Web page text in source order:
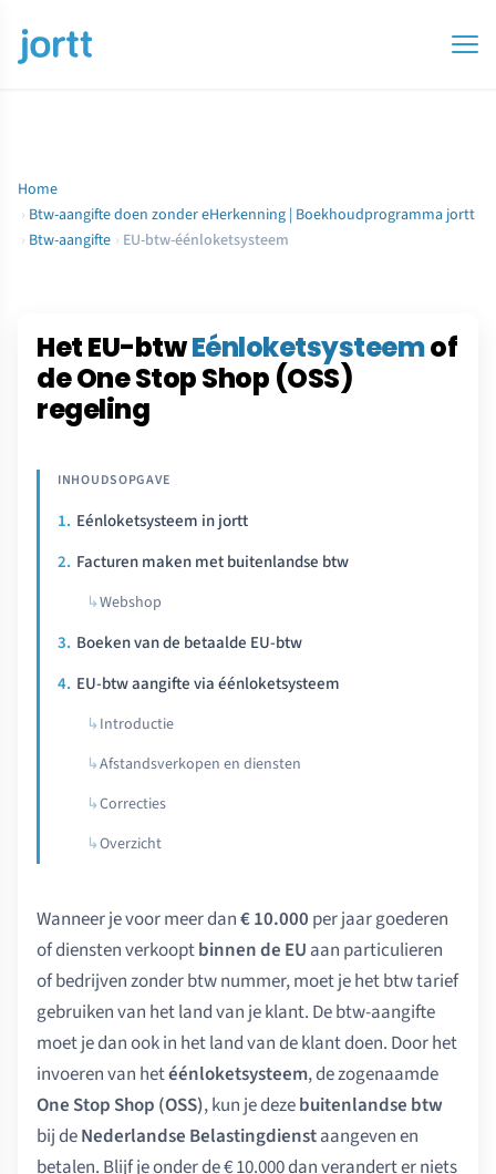
Home
› Btw-aangifte doen zonder eHerkenning | Boekhoudprogramma jortt
› Btw-aangifte › EU-btw-éénloketsysteem
Het EU-btwEénloketsysteemof
de One Stop Shop (OSS)
regeling
Eénloketsysteem in jortt
Facturen maken met buitenlandse btw
Webshop
Boeken van de betaalde EU-btw
EU-btw aangifte via éénloketsysteem
Introductie
Afstandsverkopen en diensten
Correcties
Overzicht
Wanneer je voor meer dan€ 10.000 per jaar goederen
of diensten verkooptbinnen de EU aan particulieren
of bedrijven zonder btw nummer, moet je het btw tarief
gebruiken van het land van je klant. De btw-aangifte
moet je dan ook in het land van de klant doen. Door het
invoeren van hetéénloketsysteem, de zogenaamde
One Stop Shop (OSS), kun je dezebuitenlandse btw
bij deNederlandse Belastingdienstaangeven en
betalen. Blijf je onder de € 10.000 dan verandert er niets